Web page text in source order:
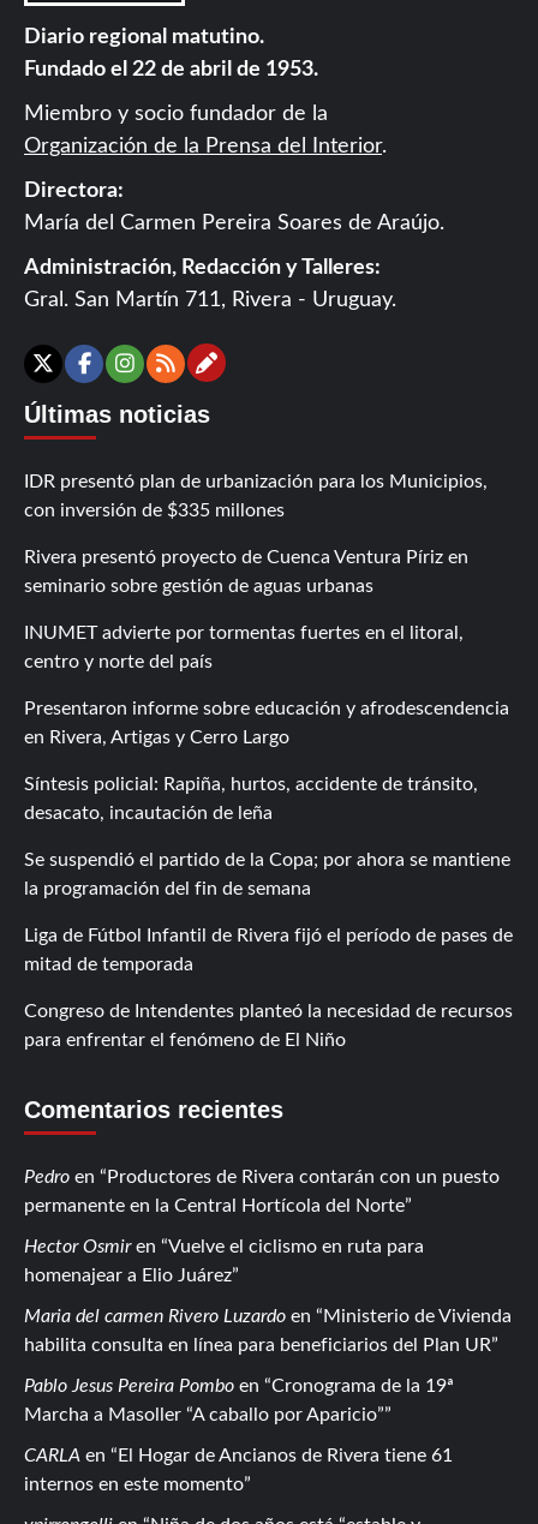
Diario regional matutino.
Fundado el 22 de abril de 1953.
Miembro y socio fundador de la
Organización de la Prensa del Interior.
Directora:
María del Carmen Pereira Soares de Araújo.
Administración, Redacción y Talleres:
Gral. San Martín 711, Rivera - Uruguay.
X Facebook
Instagram
RSSContáctanos
Últimas noticias
IDR presentó plan de urbanización para los Municipios,
con inversión de $335 millones
Rivera presentó proyecto de Cuenca Ventura Píriz en
seminario sobre gestión de aguas urbanas
INUMET advierte por tormentas fuertes en el litoral,
centro y norte del país
Presentaron informe sobre educación y afrodescendencia
en Rivera, Artigas y Cerro Largo
Síntesis policial: Rapiña, hurtos, accidente de tránsito,
desacato, incautación de leña
Se suspendió el partido de la Copa; por ahora se mantiene
la programación del fin de semana
Liga de Fútbol Infantil de Rivera fijó el período de pases de
mitad de temporada
Congreso de Intendentes planteó la necesidad de recursos
para enfrentar el fenómeno de El Niño
Comentarios recientes
Pedro en
Productores de Rivera contarán con un puesto
permanente en la Central Hortícola del Norte
Hector Osmiren
Vuelve el ciclismo en ruta para
homenajear a Elio Juárez
Maria del carmen Rivero Luzardo en
Ministerio de Vivienda
habilita consulta en línea para beneficiarios del Plan UR
Pablo Jesus Pereira Pombo en
Cronograma de la 19ª
Marcha a Masoller “A caballo por Aparicio”
CARLA en
El Hogar de Ancianos de Rivera tiene 61
internos en este momento